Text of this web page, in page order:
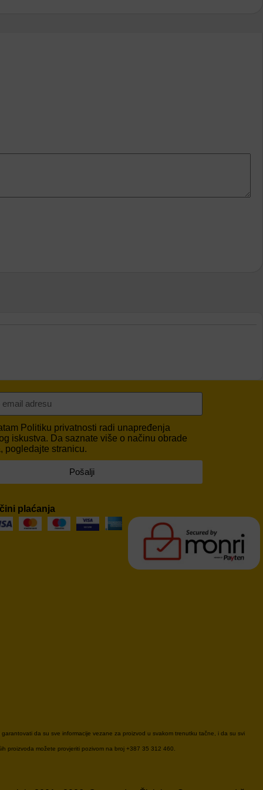
Politiku privatnosti radi unapređenja
iskustva. Da saznate više o načinu obrade
pogledajte stranicu.
Pošalji
plaćanja
da su sve informacije vezane za proizvod u svakom trenutku tačne, i da su svi
proizvoda možete provjeriti pozivom na broj +387 35 312 460.